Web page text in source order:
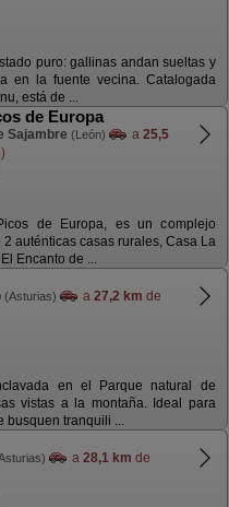
puro: gallinas andan sueltas y
en la fuente vecina. Catalogada
está de ...
de Europa
Sajambre (León) a 25,5
de Europa, es un complejo
auténticas casas rurales, Casa La
Encanto de ...
(Asturias) a 27,2 km de
en el Parque natural de
vistas a la montaña. Ideal para
busquen tranquili ...
a 28,1 km de